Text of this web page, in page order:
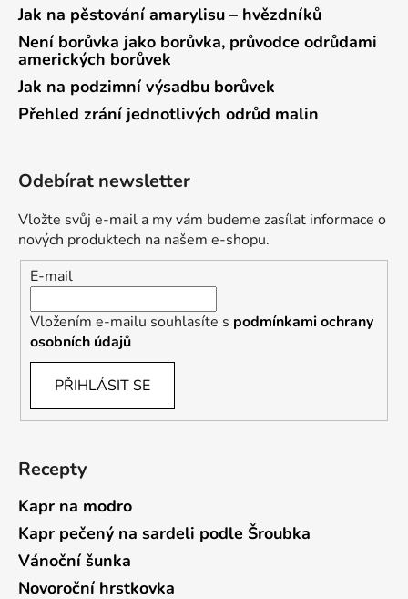
Jak na pěstování amarylisu – hvězdníků
Není borůvka jako borůvka, průvodce odrůdami
amerických borůvek
Jak na podzimní výsadbu borůvek
Přehled zrání jednotlivých odrůd malin
Odebírat newsletter
Vložte svůj e-mail a my vám budeme zasílat informace o
nových produktech na našem e-shopu.
E-mail
Vložením e-mailu souhlasíte s podmínkami ochrany
osobních údajů
PŘIHLÁSIT SE
Recepty
Kapr na modro
Kapr pečený na sardeli podle Šroubka
Vánoční šunka
Novoroční hrstkovka